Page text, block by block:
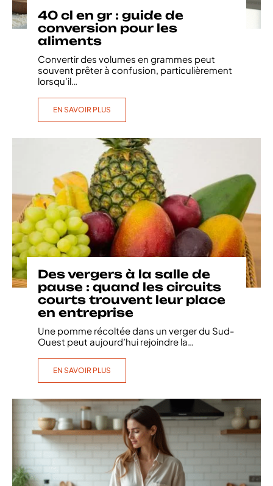
40 cl en gr : guide de
conversion pour les
aliments
Convertir des volumes en grammes peut
souvent prêter à confusion, particulièrement
lorsqu'il…
EN SAVOIR PLUS
Des vergers à la salle de
pause : quand les circuits
courts trouvent leur place
en entreprise
Une pomme récoltée dans un verger du Sud-
Ouest peut aujourd’hui rejoindre la…
EN SAVOIR PLUS